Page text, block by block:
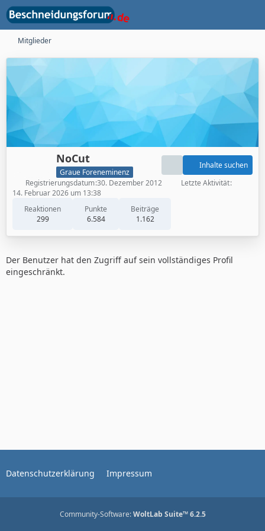
Mitglieder
NoCut
Graue Foreneminenz
Reaktionen
299
Punkte
6.584
Beiträge
1.162
Inhalte suchen
Registrierungsdatum 30. Dezember 2012
Letzte Aktivität
14. Februar 2026 um 13:38
Der Benutzer hat den Zugriff auf sein vollständiges Profil
eingeschränkt.
Datenschutzerklärung Impressum
Community-Software:WoltLab Suite™ 6.2.5